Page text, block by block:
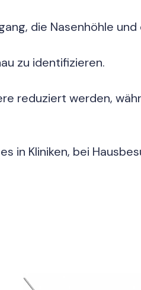
die Nasenhöhle und
zu identifizieren.
reduziert werden,
in Kliniken, bei